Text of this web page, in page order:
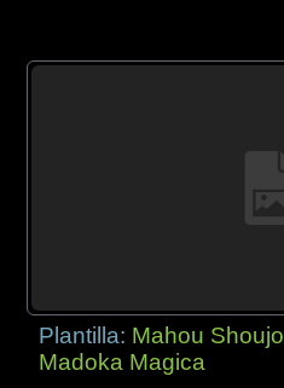
Plantilla: Mahou Shoujo
Madoka Magica